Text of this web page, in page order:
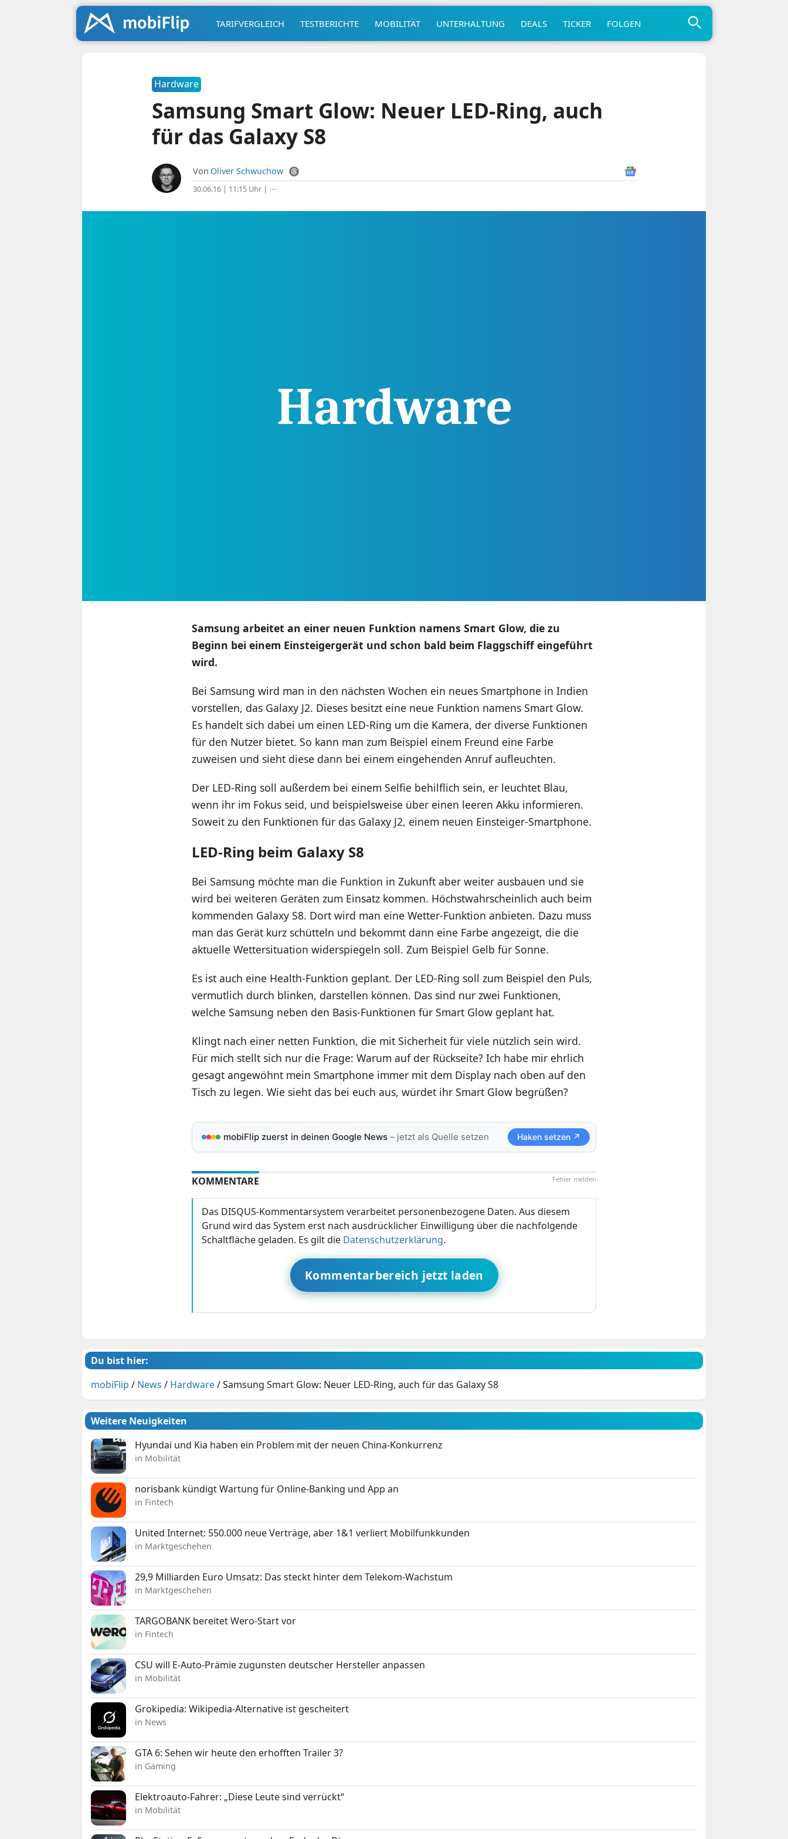
TARIFVERGLEICH TESTBERICHTE MOBILITÄT UNTERHALTUNG DEALS TICKER FOLGEN
Hardware
Samsung Smart Glow: Neuer LED-Ring, auch
für das Galaxy S8
Von Oliver Schwuchow
30.06.16 | 11:15 Uhr| ⋯
Samsung arbeitet an einer neuen Funktion namens Smart Glow, die zu
Beginn bei einem Einsteigergerät und schon bald beim Flaggschiff eingeführt
wird.
Bei Samsung wird man in den nächsten Wochen ein neues Smartphone in Indien
vorstellen, das Galaxy J2. Dieses besitzt eine neue Funktion namens Smart Glow.
Es handelt sich dabei um einen LED-Ring um die Kamera, der diverse Funktionen
für den Nutzer bietet. So kann man zum Beispiel einem Freund eine Farbe
zuweisen und sieht diese dann bei einem eingehenden Anruf aufleuchten.
Der LED-Ring soll außerdem bei einem Selfie behilflich sein, er leuchtet Blau,
wenn ihr im Fokus seid, und beispielsweise über einen leeren Akku informieren.
Soweit zu den Funktionen für das Galaxy J2, einem neuen Einsteiger-Smartphone.
LED-Ring beim Galaxy S8
Bei Samsung möchte man die Funktion in Zukunft aber weiter ausbauen und sie
wird bei weiteren Geräten zum Einsatz kommen. Höchstwahrscheinlich auch beim
kommenden Galaxy S8. Dort wird man eine Wetter-Funktion anbieten. Dazu muss
man das Gerät kurz schütteln und bekommt dann eine Farbe angezeigt, die die
aktuelle Wettersituation widerspiegeln soll. Zum Beispiel Gelb für Sonne.
Es ist auch eine Health-Funktion geplant. Der LED-Ring soll zum Beispiel den Puls,
vermutlich durch blinken, darstellen können. Das sind nur zwei Funktionen,
welche Samsung neben den Basis-Funktionen für Smart Glow geplant hat.
Klingt nach einer netten Funktion, die mit Sicherheit für viele nützlich sein wird.
Für mich stellt sich nur die Frage: Warum auf der Rückseite? Ich habe mir ehrlich
gesagt angewöhnt mein Smartphone immer mit dem Display nach oben auf den
Tisch zu legen. Wie sieht das bei euch aus, würdet ihr Smart Glow begrüßen?
mobiFlip zuerst in deinen Google News– jetzt als Quelle setzen Haken setzen ↗
Fehler melden
KOMMENTARE
Das DISQUS-Kommentarsystem verarbeitet personenbezogene Daten. Aus diesem
Grund wird das System erst nach ausdrücklicher Einwilligung über die nachfolgende
Schaltfläche geladen. Es gilt die Datenschutzerklärung.
Kommentarbereich jetzt laden
Du bist hier:
mobiFlip / News / Hardware/Samsung Smart Glow: Neuer LED-Ring, auch für das Galaxy S8
Weitere Neuigkeiten
Hyundai und Kia haben ein Problem mit der neuen China-Konkurrenz
in Mobilität
norisbank kündigt Wartung für Online-Banking und App an
in Fintech
United Internet: 550.000 neue Verträge, aber 1&1 verliert Mobilfunkkunden
in Marktgeschehen
29,9 Milliarden Euro Umsatz: Das steckt hinter dem Telekom-Wachstum
in Marktgeschehen
TARGOBANK bereitet Wero-Start vor
in Fintech
CSU will E-Auto-Prämie zugunsten deutscher Hersteller anpassen
in Mobilität
Grokipedia: Wikipedia-Alternative ist gescheitert
in News
GTA 6: Sehen wir heute den erhofften Trailer 3?
in Gaming
Elektroauto-Fahrer: „Diese Leute sind verrückt“
in Mobilität